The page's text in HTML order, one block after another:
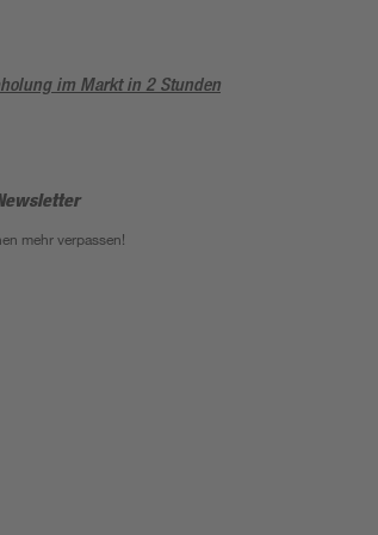
im Markt in 2 Stunden
mehr verpassen!